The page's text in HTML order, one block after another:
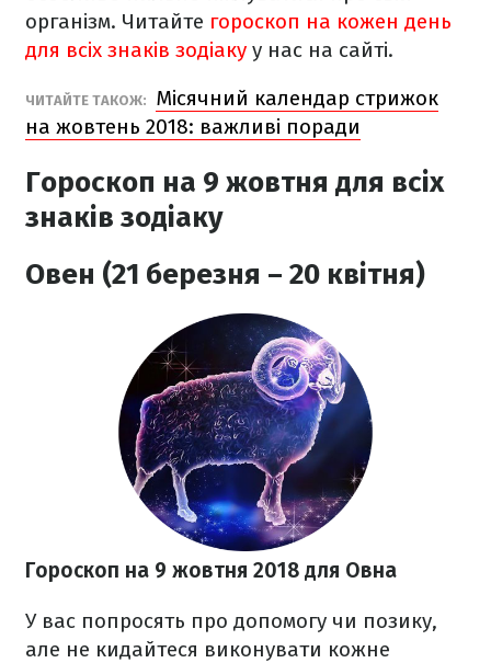
організм. Читайте гороскоп на кожен день
для всіх знаків зодіаку у нас на сайті.
ЧИТАЙТЕ ТАКОЖ:
Місячний календар стрижок
на жовтень 2018: важливі поради
Гороскоп на 9 жовтня для всіх
знаків зодіаку
Овен (21 березня – 20 квітня)
Гороскоп на 9 жовтня 2018 для Овна
У вас попросять про допомогу чи позику,
але не кидайтеся виконувати кожне